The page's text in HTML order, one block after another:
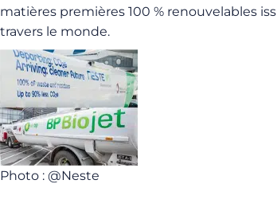
matières premières 100 % renouvelables
travers le monde.
Photo : @Neste